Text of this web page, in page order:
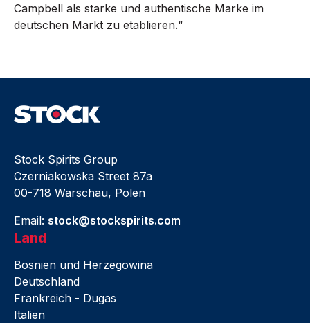
Campbell als starke und authentische Marke im
deutschen Markt zu etablieren.“
Stock Spirits Group
Czerniakowska Street 87a
00-718 Warschau, Polen
Email: stock@stockspirits.com
Land
Bosnien und Herzegowina
Deutschland
Frankreich - Dugas
Italien